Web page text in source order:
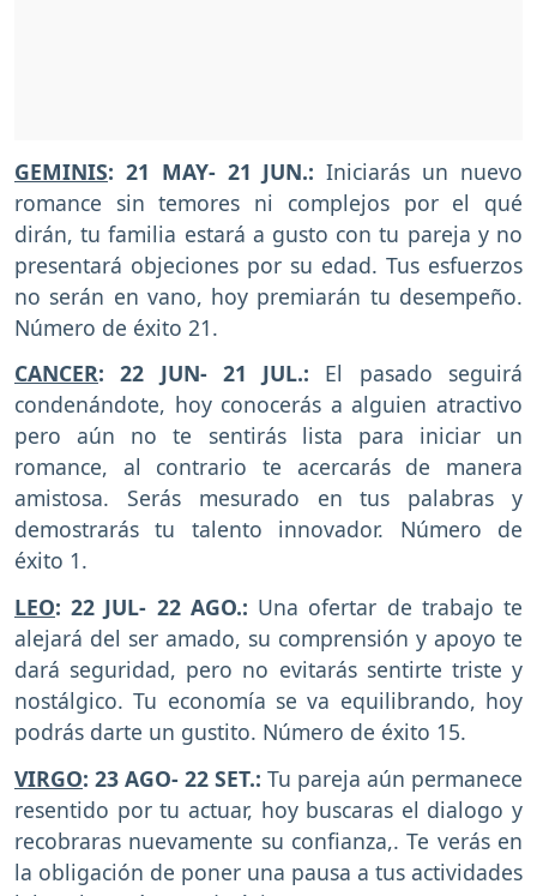
GEMINIS: 21 MAY- 21 JUN.: Iniciarás un nuevo
romance sin temores ni complejos por el qué
dirán, tu familia estará a gusto con tu pareja y no
presentará objeciones por su edad. Tus esfuerzos
no serán en vano, hoy premiarán tu desempeño.
Número de éxito 21.
CANCER: 22 JUN- 21 JUL.: El pasado seguirá
condenándote, hoy conocerás a alguien atractivo
pero aún no te sentirás lista para iniciar un
romance, al contrario te acercarás de manera
amistosa. Serás mesurado en tus palabras y
demostrarás tu talento innovador. Número de
éxito 1.
LEO: 22 JUL- 22 AGO.: Una ofertar de trabajo te
alejará del ser amado, su comprensión y apoyo te
dará seguridad, pero no evitarás sentirte triste y
nostálgico. Tu economía se va equilibrando, hoy
podrás darte un gustito. Número de éxito 15.
VIRGO: 23 AGO- 22 SET.: Tu pareja aún permanece
resentido por tu actuar, hoy buscaras el dialogo y
recobraras nuevamente su confianza,. Te verás en
la obligación de poner una pausa a tus actividades